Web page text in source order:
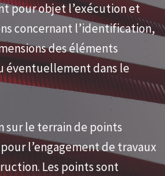
pour objet l’exécution et
concernant l’identification,
des éléments
éventuellement dans le
sur le terrain de points
l’engagement de travaux
Les points sont